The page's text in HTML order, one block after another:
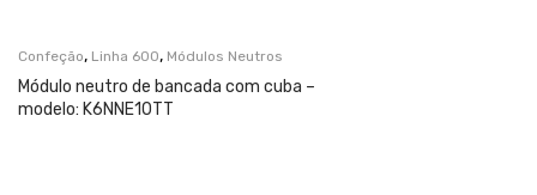
Confeção, Linha 600, Módulos Neutros
Módulo neutro de bancada com cuba –
modelo: K6NNE10TT